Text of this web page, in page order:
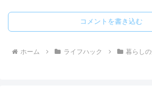
コメントを書き込む
ホーム ライフハック 暮らし